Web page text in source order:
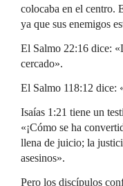
colocaba en el centro.
ya que sus enemigos
El Salmo 22:16 dice:
cercado».
El Salmo 118:12 dice:
Isaías 1:21 tiene un
«¡Cómo se ha
llena de juicio; la
asesinos».
Pero los discípulos